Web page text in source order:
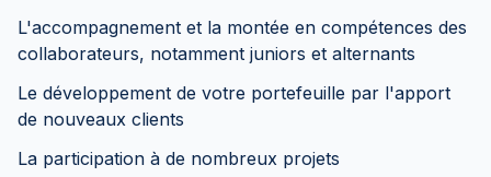
L'accompagnement et la montée en compétences des
collaborateurs, notamment juniors et alternants
Le développement de votre portefeuille par l'apport
de nouveaux clients
La participation à de nombreux projets